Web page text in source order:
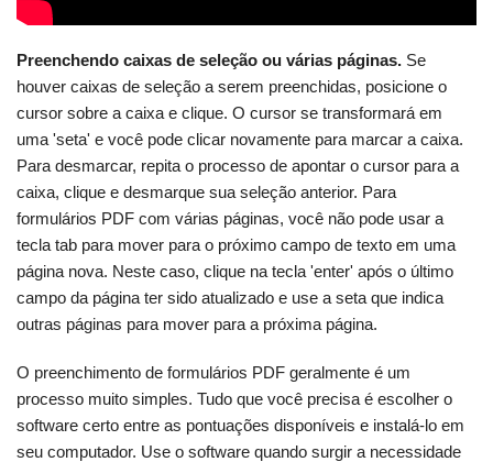
Preenchendo caixas de seleção ou várias páginas. Se
houver caixas de seleção a serem preenchidas, posicione o
cursor sobre a caixa e clique. O cursor se transformará em
uma 'seta' e você pode clicar novamente para marcar a caixa.
Para desmarcar, repita o processo de apontar o cursor para a
caixa, clique e desmarque sua seleção anterior. Para
formulários PDF com várias páginas, você não pode usar a
tecla tab para mover para o próximo campo de texto em uma
página nova. Neste caso, clique na tecla 'enter' após o último
campo da página ter sido atualizado e use a seta que indica
outras páginas para mover para a próxima página.
O preenchimento de formulários PDF geralmente é um
processo muito simples. Tudo que você precisa é escolher o
software certo entre as pontuações disponíveis e instalá-lo em
seu computador. Use o software quando surgir a necessidade